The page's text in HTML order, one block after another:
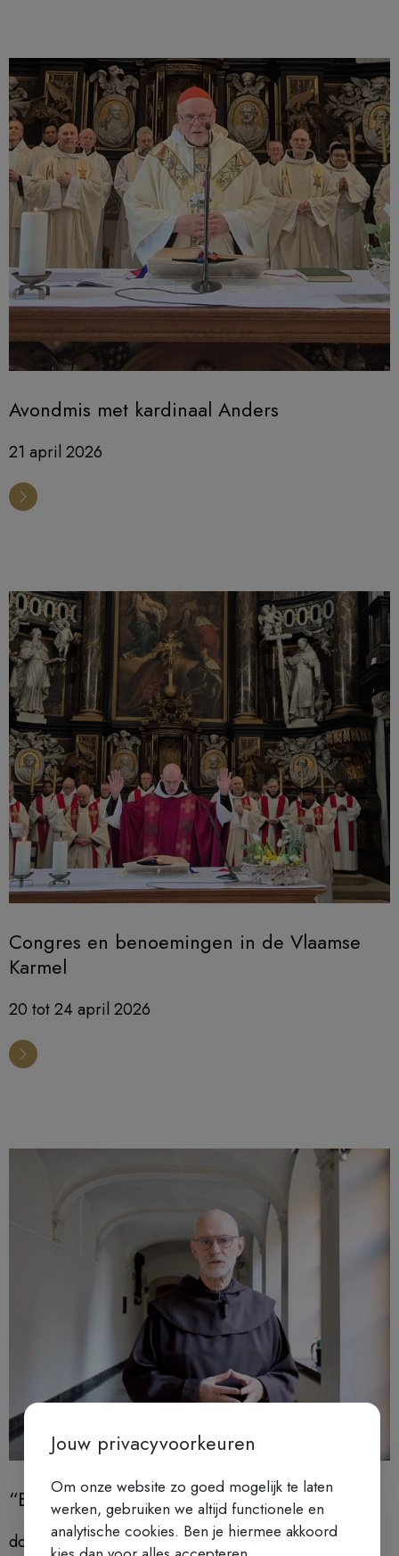
Avondmis met kardinaal Anders
21 april 2026
Congres en benoemingen in de Vlaamse
Karmel
20 tot 24 april 2026
“En wij leefden nog wel in de hoop …”
door Paul De Bois, karmeliet
Jouw privacyvoorkeuren
Om onze website zo goed mogelijk te laten
werken, gebruiken we altijd functionele en
analytische cookies. Ben je hiermee akkoord